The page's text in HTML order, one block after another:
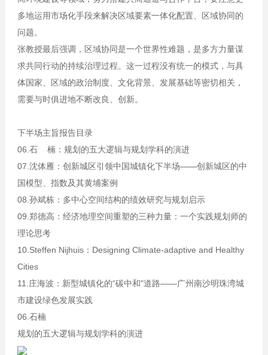
多地运用市场化手段来解决区域要素一体化配置、区域协同的
问题。
张教授最后强调，区域协同是一个世界性难题，是多方力量谋
求共同行动的持续治理过程。这一过程没有统一的模式，与具
体国家、区域的政治制度、文化背景、发展基础等密切相关，
需要与时俱进地不断改良、创新。
下半场主旨报告目录
06.石 楠：规划的五大逻辑与规划学科的演进
07.沈体雁：创新城区引领中国城镇化下半场——创新城区的中
国模型、指数及其黄埔案例
08.孙斌栋：多中心空间结构的绩效研究与规划启示
09.郑德高：经济地理空间重塑的三种力量：一个实践规划师的
理论思考
10.Steffen Nijhuis：Designing Climate-adaptive and Healthy
Cities
11.庄海波：新型城镇化的“碳中和"道路——广州南沙明珠湾城
市建设绿色发展实践
06.石楠
规划的五大逻辑与规划学科的演进